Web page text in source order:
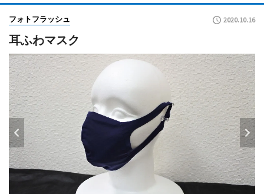
フォトフラッシュ 2020.10.16
耳ふわマスク